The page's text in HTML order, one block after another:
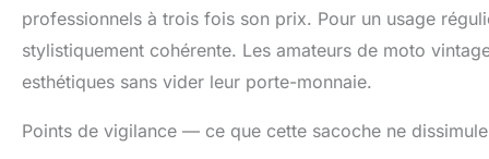
professionnels à trois fois son prix. Pour un usage
stylistiquement cohérente. Les amateurs de moto
esthétiques sans vider leur porte-monnaie.
Points de vigilance — ce que cette sacoche ne